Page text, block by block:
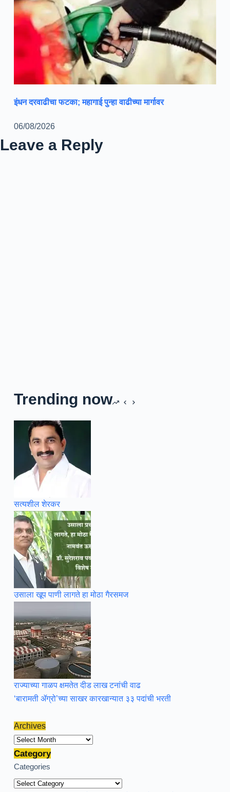
इंधन दरवाढीचा फटका; महागाई पुन्हा वाढीच्या मार्गावर
06/08/2026
Leave a Reply
Trending now
सत्यशील शेरकर
उसाला खूप पाणी लागते हा मोठा गैरसमज
राज्याच्या गाळप क्षमतेत दीड लाख टनांची वाढ
‘बारामती ॲग्रो’च्या साखर कारखान्यात ३३ पदांची भरती
Archives
Archives
Category
Categories